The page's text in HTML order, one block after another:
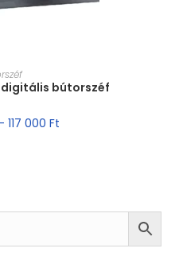
digitális bútorszéf
117 000 Ft